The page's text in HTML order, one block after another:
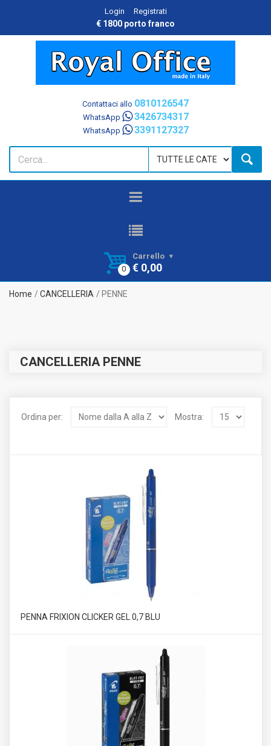
Login Registrati
€ 1800 porto franco
Contattaci allo 0810126547
WhatsApp 3426734317
WhatsApp 3391127327
Carrello
€ 0,00
Home CANCELLERIA PENNE
CANCELLERIA PENNE
Ordina per: Mostra:
PENNA FRIXION CLICKER GEL 0,7 BLU